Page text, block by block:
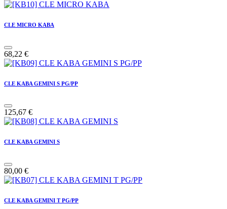
CLE MICRO KABA
68,22 €
CLE KABA GEMINI S PG/PP
125,67 €
CLE KABA GEMINI S
80,00 €
CLE KABA GEMINI T PG/PP